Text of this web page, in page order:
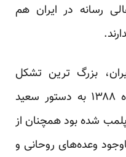
رسانه در ایران هم
بزرگ ترین تشکل
روزنامه نگاران که در مرداد ماه ۱۳۸۸ به دستور سعید
شده بود همچنان از
وعده‌های روحانی و